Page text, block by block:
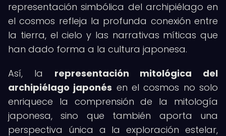
representación simbólica del archipiélago en
el cosmos refleja la profunda conexión entre
la tierra, el cielo y las narrativas míticas que
han dado forma a la cultura japonesa.
Así, la representación mitológica del
archipiélago japonés en el cosmos no solo
enriquece la comprensión de la mitología
japonesa, sino que también aporta una
perspectiva única a la exploración estelar,